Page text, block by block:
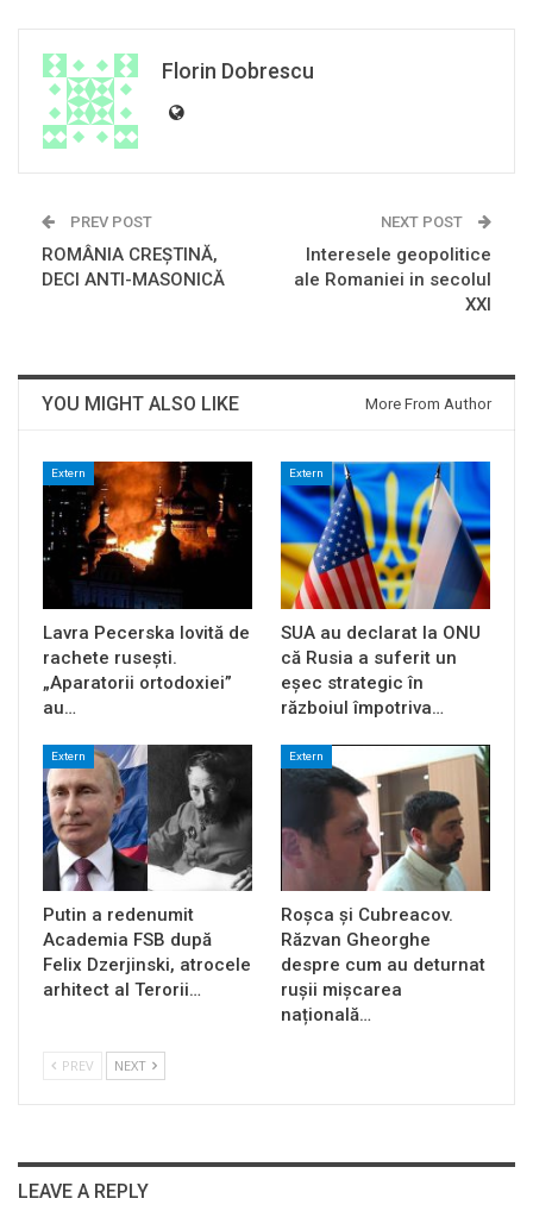
Florin Dobrescu
PREV POST
ROMÂNIA CREŞTINĂ,
DECI ANTI-MASONICĂ
NEXT POST
Interesele geopolitice
ale Romaniei in secolul
XXI
YOU MIGHT ALSO LIKE More From Author
Extern
Lavra Pecerska lovită de
rachete rusești.
„Aparatorii ortodoxiei”
au…
Extern
SUA au declarat la ONU
că Rusia a suferit un
eșec strategic în
războiul împotriva…
Extern
Putin a redenumit
Academia FSB după
Felix Dzerjinski, atrocele
arhitect al Terorii…
Extern
Roșca și Cubreacov.
Răzvan Gheorghe
despre cum au deturnat
rușii mișcarea
națională…
PREV NEXT
LEAVE A REPLY